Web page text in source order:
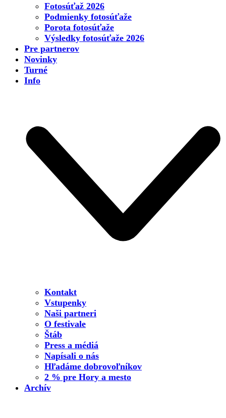
Fotosúťaž 2026
Podmienky fotosúťaže
Porota fotosúťaže
Výsledky fotosúťaže 2026
Pre partnerov
Novinky
Turné
Info
Kontakt
Vstupenky
Naši partneri
O festivale
Štáb
Press a médiá
Napísali o nás
Hľadáme dobrovoľníkov
2 % pre Hory a mesto
Archív